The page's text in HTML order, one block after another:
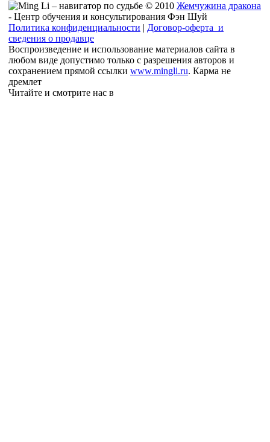
© 2010 Жемчужина дракона
- Центр обучения и консультирования Фэн Шуй
Политика конфиденциальности | Договор-оферта и
сведения о продавце
Воспроизведение и использование материалов сайта в
любом виде допустимо только с разрешения авторов и
сохранением прямой ссылки www.mingli.ru. Карма не
дремлет
Читайте и смотрите нас в